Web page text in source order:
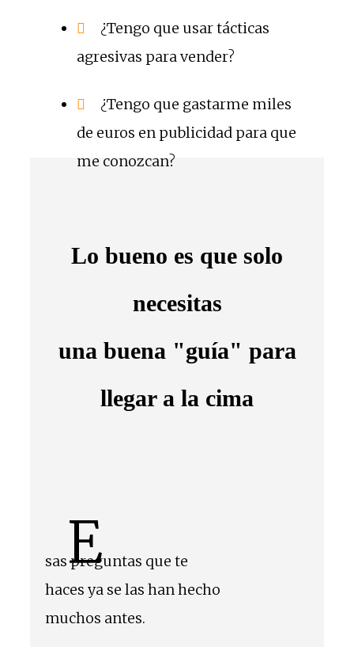
¿Tengo que usar tácticas
agresivas para vender?
¿Tengo que gastarme miles
de euros en publicidad para que
me conozcan?
Lo bueno es que solo
necesitas
una buena "guía" para
llegar a la cima
E
sas preguntas que te
haces ya se las han hecho
muchos antes.